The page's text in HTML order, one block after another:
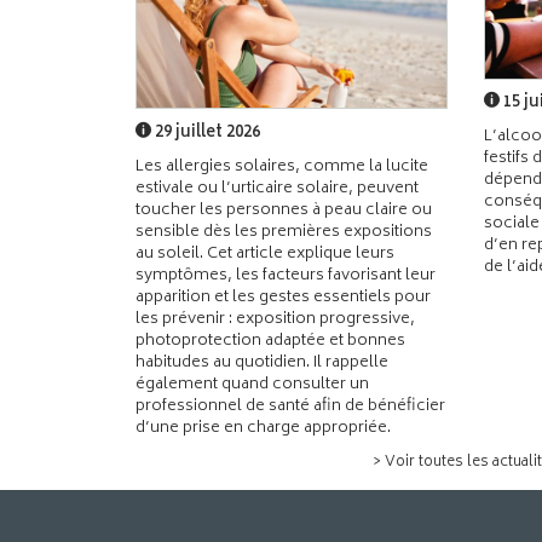
29 juillet 2026
Les allergies solaires, comme la lucite
estivale ou l’urticaire solaire, peuvent
toucher les personnes à peau claire ou
sensible dès les premières expositions
au soleil. Cet article explique leurs
symptômes, les facteurs favorisant leur
apparition et les gestes essentiels pour
les prévenir : exposition progressive,
photoprotection adaptée et bonnes
habitudes au quotidien. Il rappelle
également quand consulter un
professionnel de santé afin de bénéficier
d’une prise en charge appropriée.
15
festifs
d’en
de
> Voir toutes les